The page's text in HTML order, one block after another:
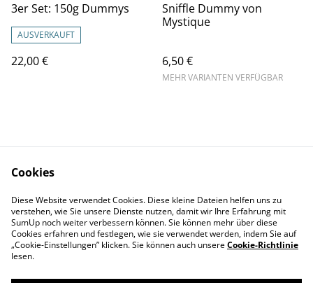
3er Set: 150g Dummys
AUSVERKAUFT
22,00 €
Sniffle Dummy von
Mystique
6,50 €
MEHR VARIANTEN VERFÜGBAR
Datenschutz
Impressum
Widerrufsrecht
Cookies
Diese Website verwendet Cookies. Diese kleine Dateien helfen uns zu
verstehen, wie Sie unsere Dienste nutzen, damit wir Ihre Erfahrung mit
SumUp noch weiter verbessern können. Sie können mehr über diese
Cookies erfahren und festlegen, wie sie verwendet werden, indem Sie auf
„Cookie-Einstellungen” klicken. Sie können auch unsereCookie-Richtlinie
lesen.